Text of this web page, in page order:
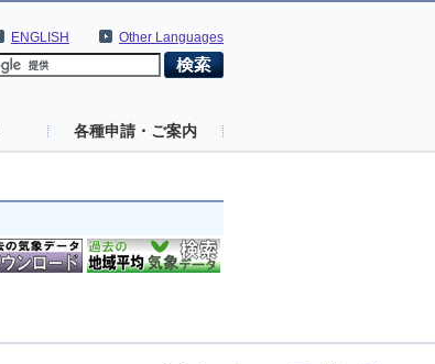
Other Languages
ENGLISH
各種申請・ご案内